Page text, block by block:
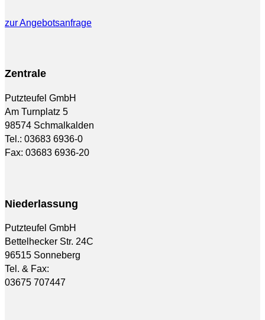
zur Angebotsanfrage
Zentrale
Putzteufel GmbH
Am Turnplatz 5
98574 Schmalkalden
Tel.: 03683 6936-0
Fax: 03683 6936-20
Niederlassung
Putzteufel GmbH
Bettelhecker Str. 24C
96515 Sonneberg
Tel. & Fax:
03675 707447